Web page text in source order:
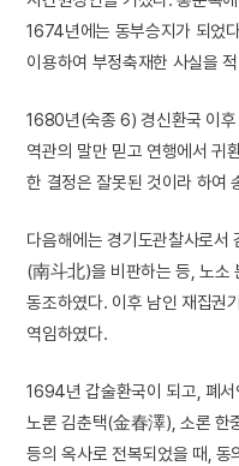
1674년에는 동부승지가 되었
이용하여 부정축재한 사실을
1680년(숙종 6) 경신환국 이
역관의 말만 믿고 연행에서
한 결정은 잘못된 것이라 하여
다음해에는 경기도관찰사로
(南斗北)을 비판하는 등, 노소
동조하였다. 이후 남인 재집권
역임하였다.
1694년 갑술환국이 되고, 폐
노론 김춘택(金春澤), 소론 한
등의 옥사로 전복되었을 때, 동